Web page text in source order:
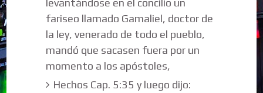
levantándose en el concilio un
fariseo llamado Gamaliel, doctor de
la ley, venerado de todo el pueblo,
mandó que sacasen fuera por un
momento a los apóstoles,
Hechos Cap. 5:35 y luego dijo: